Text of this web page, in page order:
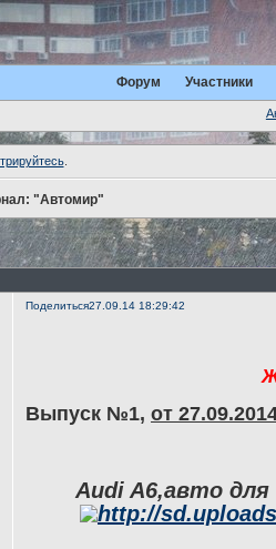
Форум Участники
.
"Автомир"
Поделиться27.09.14 18:29:42
Выпуск №1,от
Audi A6,авто